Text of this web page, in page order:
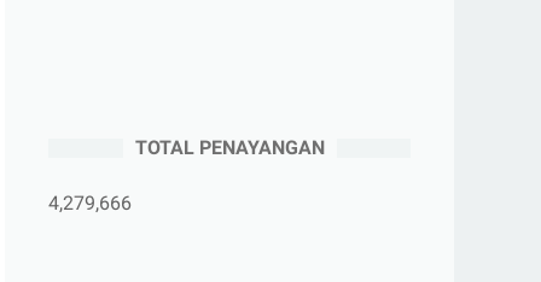
April 2025 (5)
►Maret 2025
TOTAL PENAYANGAN
4,279,666